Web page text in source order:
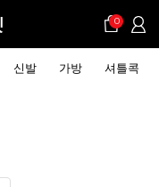
0
신발 가방 셔틀콕